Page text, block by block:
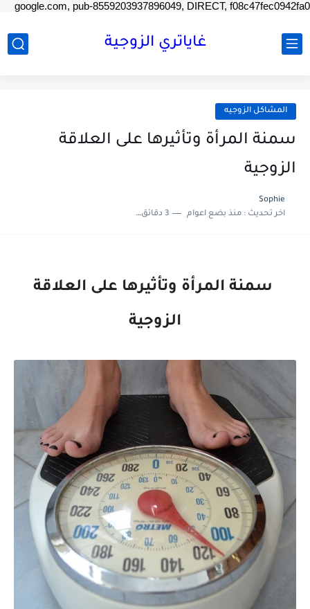
google.com, pub-8559203937896049, DIRECT, f08c47fec0942fa0
غاياتري الزوجية
المشاكل الزوجيه
سمنة المرأة وتأثيرها على العلاقة
الزوجية
Sophie
اخر تحديث :منذ بضع اعوام 3 دقائق للقراءة
سمنة المرأة وتأثيرها على العلاقة
الزوجية